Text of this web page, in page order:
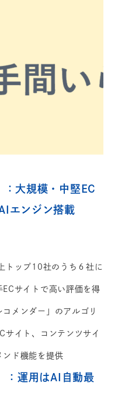
大規模・中堅EC
エンジン搭載
トップ10社のうち６社に
サイトで高い評価を得
メンダー」のアルゴリ
サイト、コンテンツサイ
ンド機能を提供
：運用はAI自動最